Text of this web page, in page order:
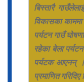
बिस्तारै
विकासका
पर्यटन गाउँ
रहेका बेला
पर्यटक आएनन्
प्रमाणित